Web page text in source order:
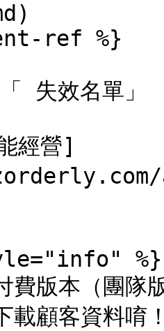
ref %}
失效名單」
經營]
%}
費版本（團隊
載顧客資料唷